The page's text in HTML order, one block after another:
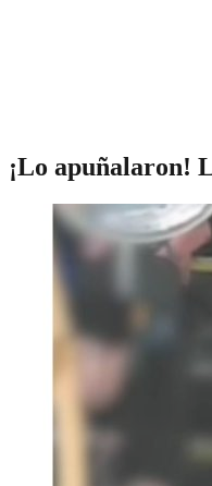
¡Lo apuñalaron!